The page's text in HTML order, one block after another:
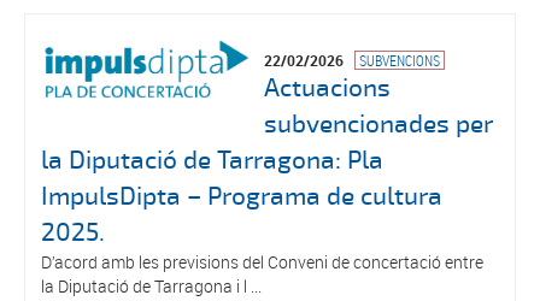
22/02/2026 SUBVENCIONS
Actuacions
subvencionades per
la Diputació de Tarragona: Pla
ImpulsDipta – Programa de cultura
2025.
D’acord amb les previsions del Conveni de concertació entre
la Diputació de Tarragona i l ...